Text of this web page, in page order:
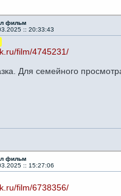
фильм
:: 20:33:43
film/4745231/
Для семейного
фильм
:: 15:27:06
film/6738356/